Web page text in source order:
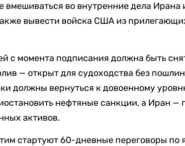
вмешиваться во внутренние дела Ирана
вывести войска США из
с момента подписания должна быть
— открыт для судоходства без
должны вернуться к довоенному
нефтяные санкции, а Иран —
активов.
стартуют 60-дневные переговоры по